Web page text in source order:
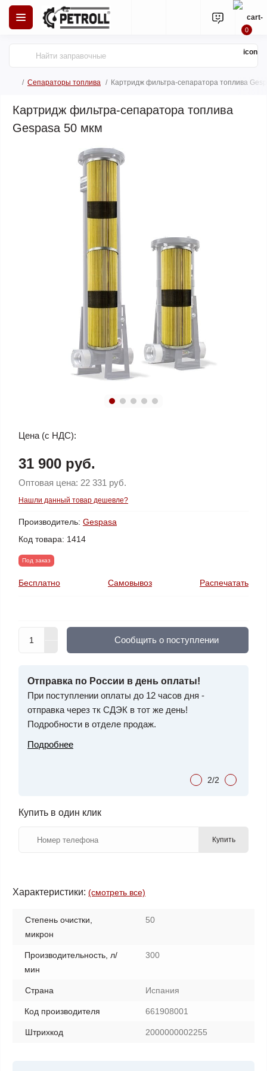
0
Сепараторы топлива Картридж фильтра-сепаратора топлива
Картридж фильтра-сепаратора топлива
Gespasa 50 мкм
Производитель: Gespasa
Код товара: 1414
Под заказ
Бесплатно Самовывоз Распечатать
Цена (с НДС):
31 900 руб.
Оптовая цена: 22 331 руб.
Нашли данный товар дешевле?
Cообщить о поступлении
Отправка по России в день оплаты!
При поступлении оплаты до 12 часов дня -
отправка через тк СДЭК в тот же день!
Подробности в отделе продаж.
Подробнее
2/2
Купить в один клик
Купить
Характеристики: (смотреть все)
Степень очистки,
микрон
50
Производительность, л/
мин
300
Страна Испания
Код производителя 661908001
Штрихкод 2000000002255